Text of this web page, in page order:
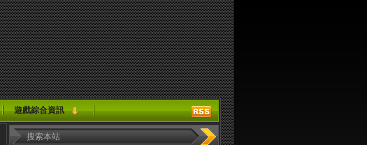
遊戲綜合資訊